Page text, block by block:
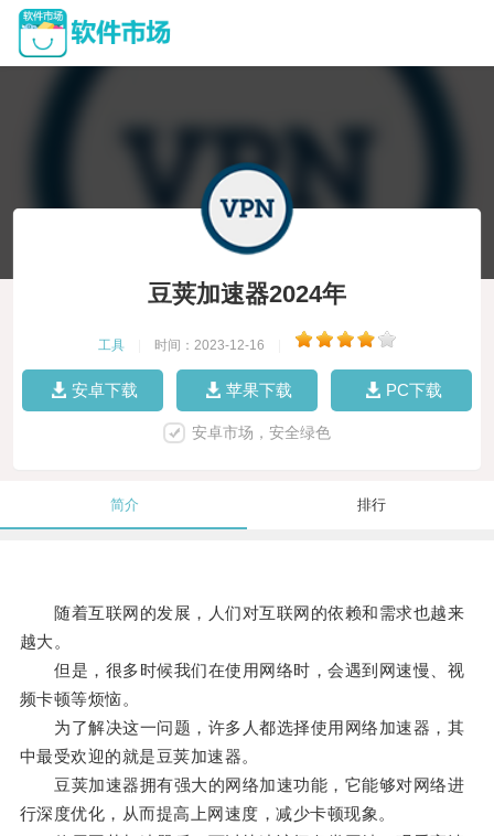
豆荚加速器2024年
工具 时间：2023-12-16
安卓下载 苹果下载 PC下载
安卓市场，安全绿色
简介 排行
随着互联网的发展，人们对互联网的依赖和需求也越来
越大。
但是，很多时候我们在使用网络时，会遇到网速慢、视
频卡顿等烦恼。
为了解决这一问题，许多人都选择使用网络加速器，其
中最受欢迎的就是豆荚加速器。
豆荚加速器拥有强大的网络加速功能，它能够对网络进
行深度优化，从而提高上网速度，减少卡顿现象。